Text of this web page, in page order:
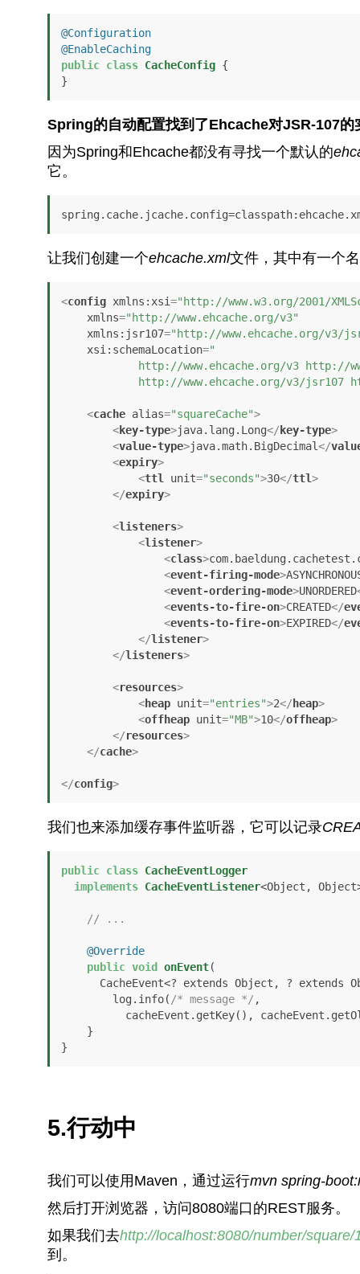
@Configuration
@EnableCaching
public class CacheConfig {
}
Spring的自动配置找到了Ehcache对JSR-107的
因为Spring和Ehcache都没有寻找一个默认的
它。
让我们创建一个ehcache.xml文件，其中有一个
<config xmlns:xsi="http://www.w3.org/2001/
xmlns="http://www.ehcache.org/v3"
xmlns:jsr107="http://www.ehcache.org/v3/
xsi:schemaLocation="
http://www.ehcache.org/v3/
<cache alias="squareCache">
<key-type>java.lang.Long</ key-type>
<value-type>java.math.BigDecimal</
<expiry>
<ttl unit="seconds">30</ttl>
</expiry>
<listeners>
<listener>
<class>
<event-firing-mode>
<event-ordering-mode>UNORDERED
<events-to-fire-on>CREATED</
<events-to-fire-on>EXPIRED</
</listener>
</listeners>
<resources>
<heap unit="entries">2</ heap>
<offheap unit="MB">10</offheap>
</resources>
</cache>
</config>
我们也来添加缓存事件监听器，它可以记录
public class CacheEventLogger
implements CacheEventListener<Object,
// ...
@Override
public void onEvent(
CacheEvent<? extends Object, ?
        log.info(
/* message */ ,
}
5.行动中
我们可以使用Maven，通过运行mvn spring-
然后打开浏览器，访问8080端口的REST服务。
如果我们去http://localhost:8080/number/square/
到。